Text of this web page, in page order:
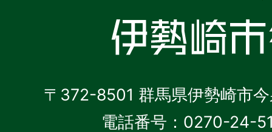
〒372-8501 群馬県伊勢崎市
電話番号：0270-24-